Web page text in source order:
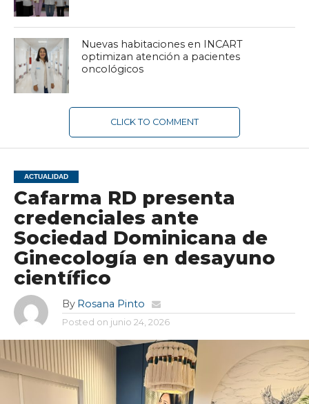
Nuevas habitaciones en INCART
optimizan atención a pacientes
oncológicos
CLICK TO COMMENT
ACTUALIDAD
Cafarma RD presenta
credenciales ante
Sociedad Dominicana de
Ginecología en desayuno
científico
By Rosana Pinto
Posted on junio 24, 2026